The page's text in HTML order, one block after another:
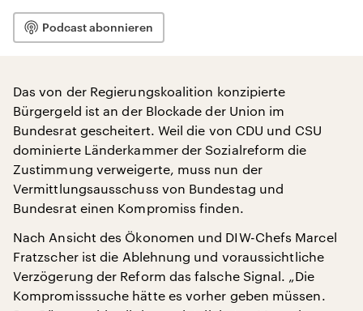
Podcast abonnieren
Das von der Regierungskoalition konzipierte
Bürgergeld ist an der Blockade der Union im
Bundesrat gescheitert. Weil die von CDU und CSU
dominierte Länderkammer der Sozialreform die
Zustimmung verweigerte, muss nun der
Vermittlungsausschuss von Bundestag und
Bundesrat einen Kompromiss finden.
Nach Ansicht des Ökonomen und DIW-Chefs Marcel
Fratzscher ist die Ablehnung und voraussichtliche
Verzögerung der Reform das falsche Signal. „Die
Kompromisssuche hätte es vorher geben müssen.